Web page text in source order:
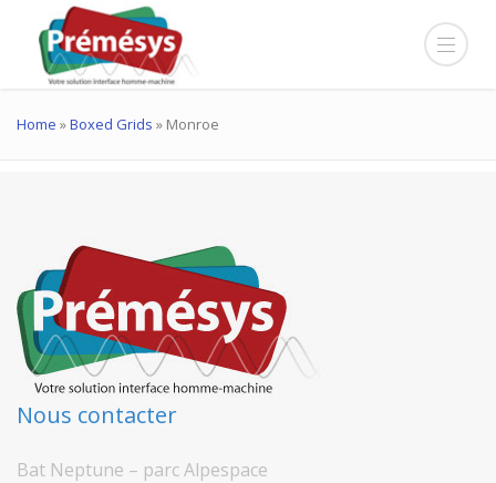
Home »Boxed Grids » Monroe
Nous contacter
Bat Neptune – parc Alpespace